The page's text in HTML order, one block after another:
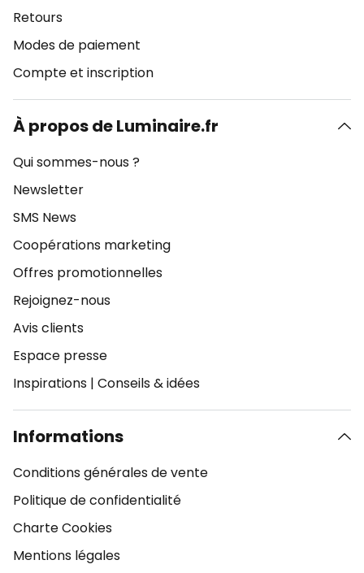
Retours
Modes de paiement
Compte et inscription
À propos de Luminaire.fr
Qui sommes-nous ?
Newsletter
SMS News
Coopérations marketing
Offres promotionnelles
Rejoignez-nous
Avis clients
Espace presse
Inspirations | Conseils & idées
Informations
Conditions générales de vente
Politique de confidentialité
Charte Cookies
Mentions légales